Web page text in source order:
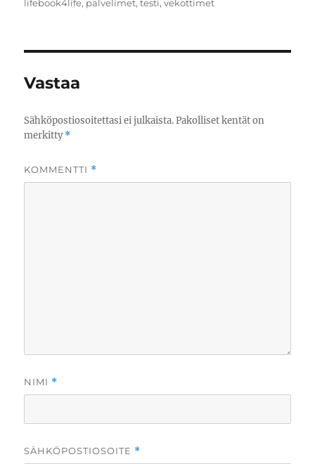
lifebook4life, palvelimet,testi,vekottimet
Vastaa
Sähköpostiosoitettasi ei julkaista. Pakolliset kentät on
merkitty*
KOMMENTTI *
NIMI *
SÄHKÖPOSTIOSOITE *